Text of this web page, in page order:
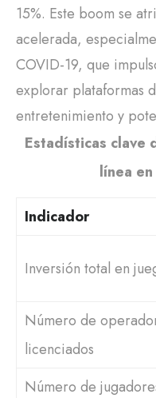
15%. Este boom se
acelerada,
COVID-19, que
explorar plataformas
entretenimiento y
Estadísticas clave
línea
Indicador
Inversión total en
Número de
licenciados
Número de